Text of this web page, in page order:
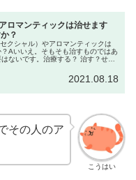
ロマンティックは治せます
？
クシャル）やアロマンティックは
Aいいえ。そもそも治すものではあ
ないです。治療する？ 治す？せん
2021.08.18
こうはい
その人のア